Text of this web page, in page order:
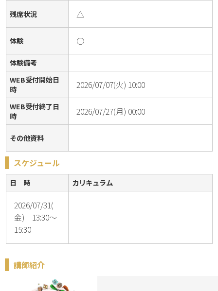
残席状況 △
体験 ○
体験備考
WEB受付開始日
時
2026/07/07(火) 10:00
WEB受付終了日
時
2026/07/27(月) 00:00
その他資料
スケジュール
日 時 カリキュラム
2026/07/31(
金) 13:30～
15:30
講師紹介